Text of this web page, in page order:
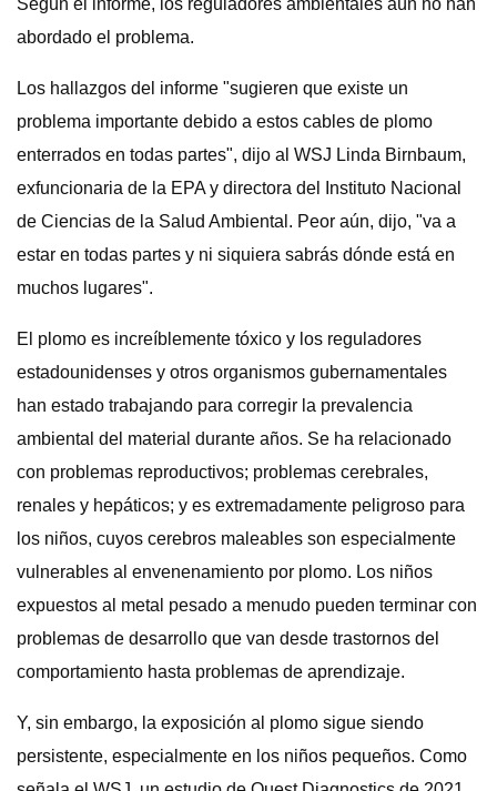
Según el informe, los reguladores ambientales aún no han
abordado el problema.
Los hallazgos del informe "sugieren que existe un
problema importante debido a estos cables de plomo
enterrados en todas partes", dijo al WSJ Linda Birnbaum,
exfuncionaria de la EPA y directora del Instituto Nacional
de Ciencias de la Salud Ambiental. Peor aún, dijo, "va a
estar en todas partes y ni siquiera sabrás dónde está en
muchos lugares".
El plomo es increíblemente tóxico y los reguladores
estadounidenses y otros organismos gubernamentales
han estado trabajando para corregir la prevalencia
ambiental del material durante años. Se ha relacionado
con problemas reproductivos; problemas cerebrales,
renales y hepáticos; y es extremadamente peligroso para
los niños, cuyos cerebros maleables son especialmente
vulnerables al envenenamiento por plomo. Los niños
expuestos al metal pesado a menudo pueden terminar con
problemas de desarrollo que van desde trastornos del
comportamiento hasta problemas de aprendizaje.
Y, sin embargo, la exposición al plomo sigue siendo
persistente, especialmente en los niños pequeños. Como